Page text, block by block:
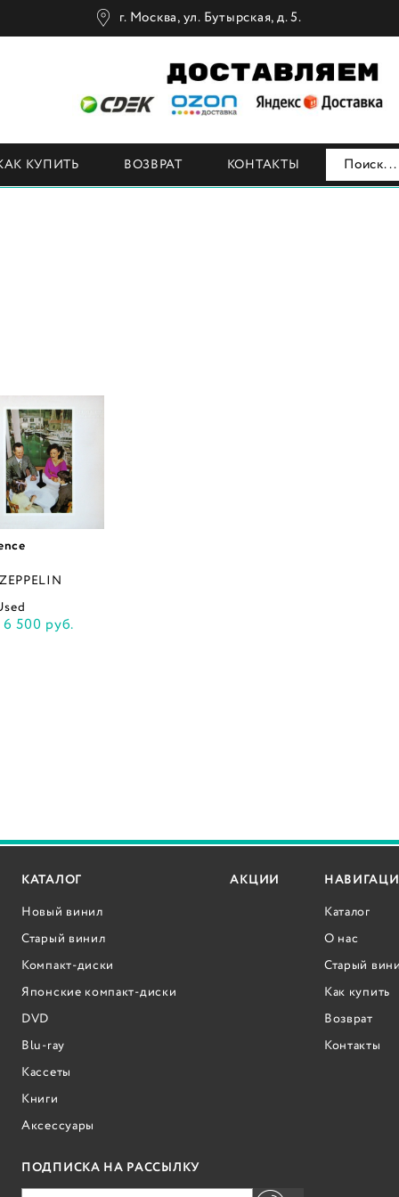
г. Москва, ул. Бутырская, д. 5.
КУПИТЬ ВОЗВРАТ КОНТАКТЫ
6 500 руб.
КАТАЛОГ
Новый винил
Старый винил
Компакт-диски
Японские компакт-диски
DVD
Blu-ray
Кассеты
Книги
Аксессуары
АКЦИИ
Каталог
О нас
Старый
Как купить
Возврат
Контакты
ПОДПИСКА НА РАССЫЛКУ